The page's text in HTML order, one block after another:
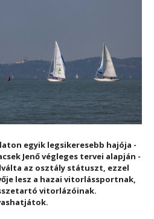
egyik legsikeresebb hajója -
Jenő végleges tervei alapján -
az osztály státuszt, ezzel
lesz a hazai vitorlássportnak,
vitorlázóinak.